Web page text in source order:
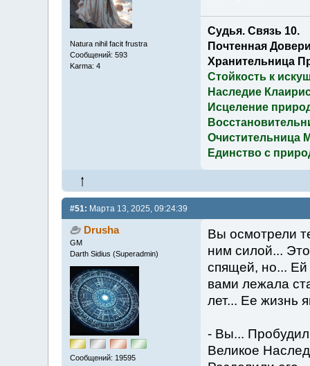
Natura nihil facit frustra
Сообщений: 593
Karma: 4
Судья. Связь 10.
Почтенная
Хранительница
Стойкость к
Наследие
Исцеление
Очистительница
Единство с
#51: Марта 13, 2025, 09:24:39
Drusha
GM
Darth Sidius (Superadmin)
Сообщений: 19595
Вы осмотрели
ним силой...
спящей, но... Ей
вами лежала
лет... Ее жизнь
- Вы...
Великое